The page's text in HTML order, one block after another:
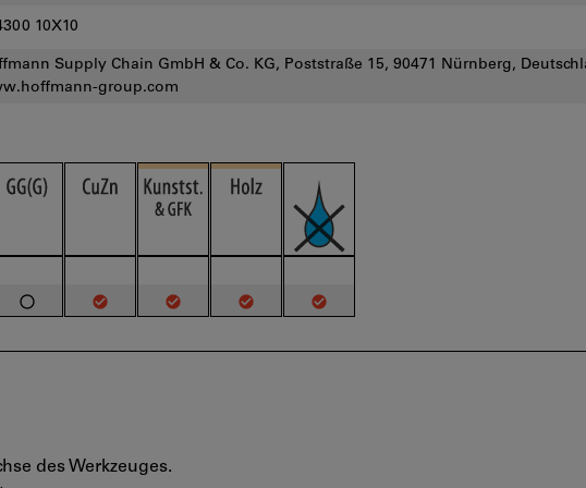
10X10
Supply Chain GmbH & Co. KG, Poststraße 15, 90471 Nürnberg,
group.com
des Werkzeuges.